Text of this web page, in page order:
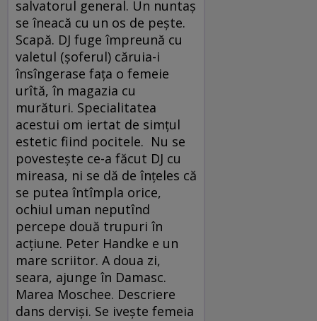
salvatorul general. Un nuntaş
se îneacă cu un os de peşte.
Scapă. DJ fuge împreună cu
valetul (şoferul) căruia-i
însîngerase faţa o femeie
urîtă, în magazia cu
murături. Specialitatea
acestui om iertat de simţul
estetic fiind pocitele. Nu se
povesteşte ce-a făcut DJ cu
mireasa, ni se dă de înţeles că
se putea întîmpla orice,
ochiul uman neputînd
percepe două trupuri în
acţiune. Peter Handke e un
mare scriitor. A doua zi,
seara, ajunge în Damasc.
Marea Moschee. Descriere
dans dervişi. Se iveşte femeia